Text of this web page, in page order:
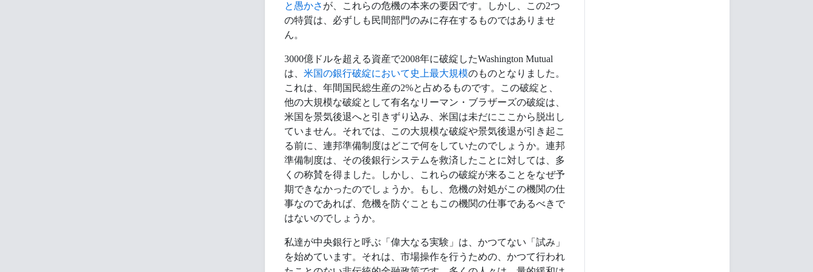
と愚かさ が、これらの危機の本来の要因です。しかし、この2つ
の特質は、必ずしも民間部門のみに存在するものではありませ
ん。
3000億ドルを超える資産で2008年に破綻したWashington Mutual
は、 米国の銀行破綻において史上最大規模のものとなりました。
これは、年間国民総生産の2%と占めるものです。この破綻と、
他の大規模な破綻として有名なリーマン・ブラザーズの破綻は、
米国を景気後退へと引きずり込み、米国は未だにここから脱出し
ていません。それでは、この大規模な破綻や景気後退が引き起こ
る前に、連邦準備制度はどこで何をしていたのでしょうか。連邦
準備制度は、その後銀行システムを救済したことに対しては、多
くの称賛を得ました。しかし、これらの破綻が来ることをなぜ予
期できなかったのでしょうか。もし、危機の対処がこの機関の仕
事なのであれば、危機を防ぐこともこの機関の仕事であるべきで
はないのでしょうか。
私達が中央銀行と呼ぶ「偉大なる実験」は、かつてない「試み」
を始めています。それは、市場操作を行うための、かつて行われ